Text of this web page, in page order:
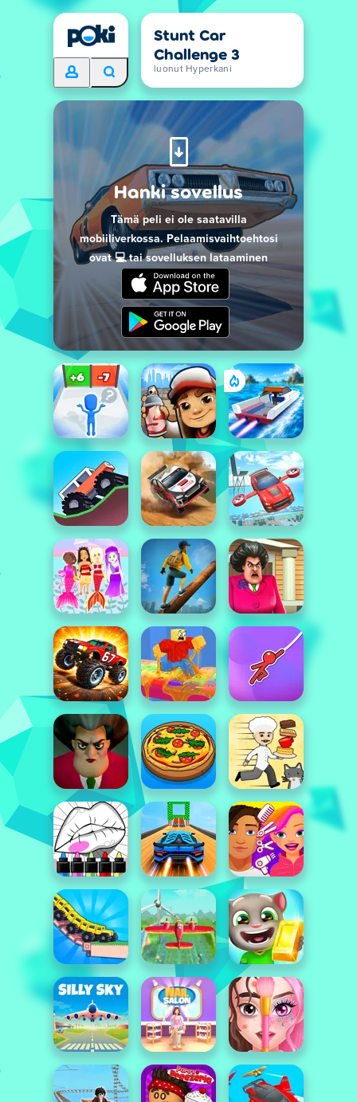
Stunt Car
Challenge 3
luonut Hyperkani
Hanki sovellus
Tämä peli ei ole saatavilla
mobiiliverkossa. Pelaamisvaihtoehtosi
ovat 💻 tai sovelluksen lataaminen